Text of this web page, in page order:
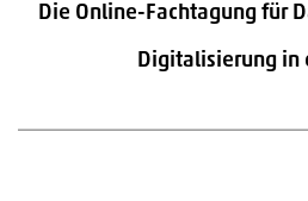
Die Online-Fachtagung für
Digitalisierung in